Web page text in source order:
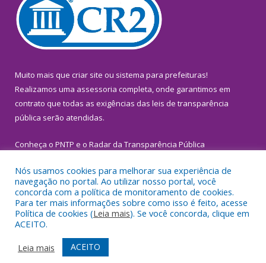
Muito mais que criar site ou sistema para prefeituras!
Realizamos uma assessoria completa, onde garantimos em
contrato que todas as exigências das leis de transparência
pública serão atendidas.
Conheça o PNTP e o Radar da Transparência Pública
Todos os direitos reservados a Prefeitura Municipal de
Inhangapi.
Mapa do Site
Acessar Área Administrativa
Acessar Webmail
Nós usamos cookies para melhorar sua experiência de
navegação no portal. Ao utilizar nosso portal, você
concorda com a política de monitoramento de cookies.
Para ter mais informações sobre como isso é feito, acesse
Política de cookies (Leia mais). Se você concorda, clique em
ACEITO.
Leia mais
ACEITO